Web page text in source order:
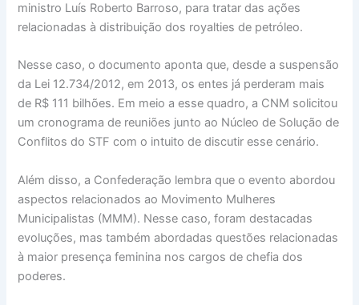
ministro Luís Roberto Barroso, para tratar das ações
relacionadas à distribuição dos royalties de petróleo.
Nesse caso, o documento aponta que, desde a suspensão
da Lei 12.734/2012, em 2013, os entes já perderam mais
de R$ 111 bilhões. Em meio a esse quadro, a CNM solicitou
um cronograma de reuniões junto ao Núcleo de Solução de
Conflitos do STF com o intuito de discutir esse cenário.
Além disso, a Confederação lembra que o evento abordou
aspectos relacionados ao Movimento Mulheres
Municipalistas (MMM). Nesse caso, foram destacadas
evoluções, mas também abordadas questões relacionadas
à maior presença feminina nos cargos de chefia dos
poderes.